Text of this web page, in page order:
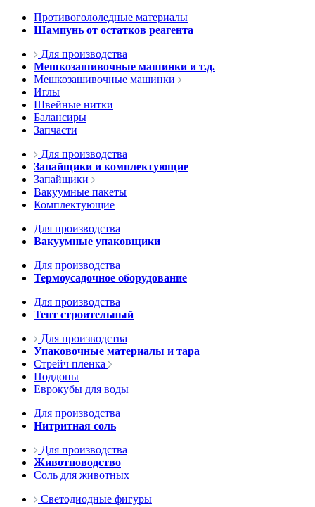
Противогололедные материалы
Шампунь от остатков реагента
Для производства
Мешкозашивочные машинки и т.д.
Мешкозашивочные машинки
Иглы
Швейные нитки
Балансиры
Запчасти
Для производства
Запайщики и комплектующие
Запайщики
Вакуумные пакеты
Комплектующие
Для производства
Вакуумные упаковщики
Для производства
Термоусадочное оборудование
Для производства
Тент строительный
Для производства
Упаковочные материалы и тара
Стрейч пленка
Поддоны
Еврокубы для воды
Для производства
Нитритная соль
Для производства
Животноводство
Соль для животных
Светодиодные фигуры